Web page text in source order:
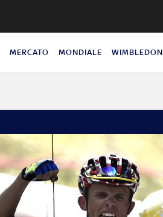
MERCATO MONDIALE WIMBLEDON